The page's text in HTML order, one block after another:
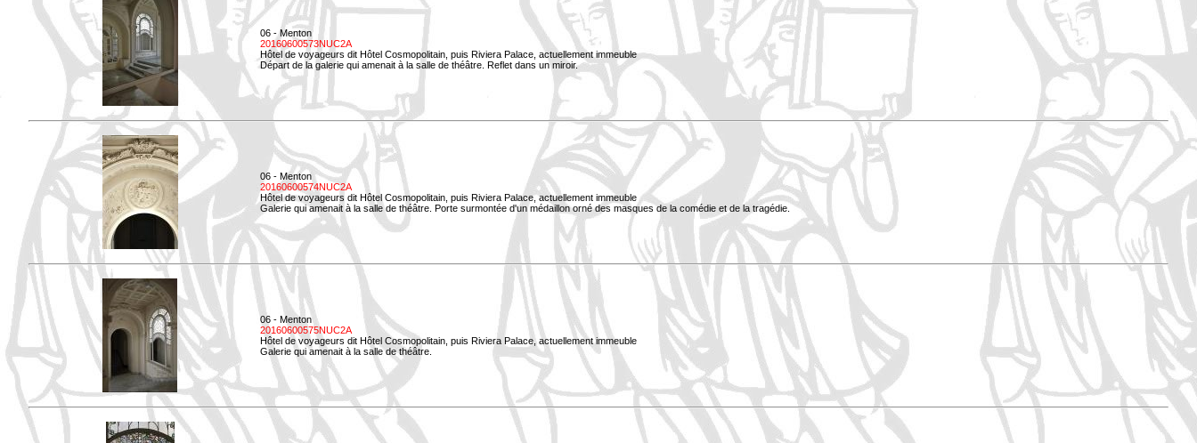
06 - Menton
20160600573NUC2A
Hôtel de voyageurs dit Hôtel Cosmopolitain, puis Riviera Palace, actuellement immeuble
Départ de la galerie qui amenait à la salle de théâtre. Reflet dans un miroir.
06 - Menton
20160600574NUC2A
Hôtel de voyageurs dit Hôtel Cosmopolitain, puis Riviera Palace, actuellement immeuble
Galerie qui amenait à la salle de théâtre. Porte surmontée d'un médaillon orné des masques de la comédie et de la tragédie.
06 - Menton
20160600575NUC2A
Hôtel de voyageurs dit Hôtel Cosmopolitain, puis Riviera Palace, actuellement immeuble
Galerie qui amenait à la salle de théâtre.